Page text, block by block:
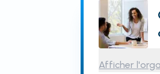
Afficher